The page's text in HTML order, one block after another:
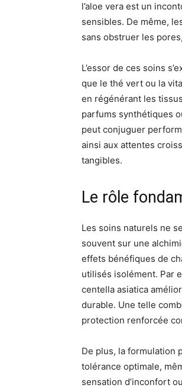
l’aloe vera est un
sensibles. De même,
sans obstruer les
L’essor de ces soins
que le thé vert ou la
en régénérant les
parfums synthétiques
peut conjuguer
ainsi aux attentes
tangibles.
Le rôle
Les soins naturels ne
souvent sur une
effets bénéfiques de
utilisés isolément. Par
centella asiatica
durable. Une telle
protection renforcée
De plus, la formulation
tolérance optimale,
sensation d’inconfort